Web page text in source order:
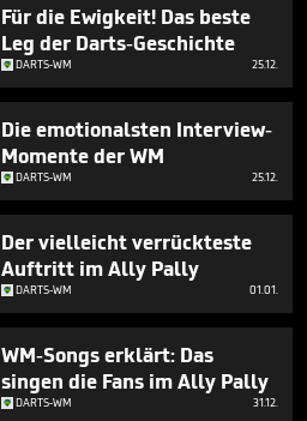
Für die Ewigkeit! Das beste
Leg der Darts-Geschichte
DARTS-WM 25.12.
Die emotionalsten Interview-
Momente der WM
DARTS-WM 25.12.
Der vielleicht verrückteste
Auftritt im Ally Pally
DARTS-WM 01.01.
WM-Songs erklärt: Das
singen die Fans im Ally Pally
DARTS-WM 31.12.